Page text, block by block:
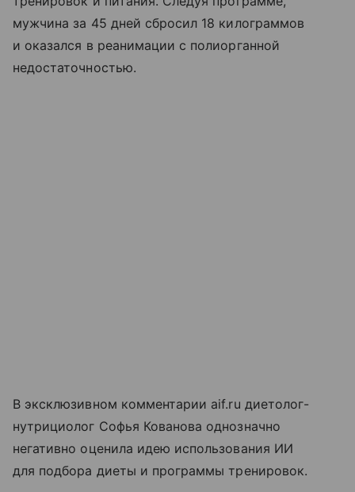
мужчина за 45 дней сбросил 18 килограммов
и оказался в реанимации с полиорганной
недостаточностью.
В эксклюзивном комментарии aif.ru диетолог-
нутрициолог Софья Кованова однозначно
негативно оценила идею использования ИИ
для подбора диеты и программы тренировок.